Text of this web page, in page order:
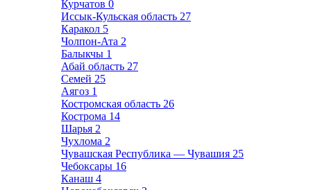
Курчатов 0
Иссык-Кульская область 27
Каракол 5
Чолпон-Ата 2
Балыкчы 1
Абай область 27
Семей 25
Аягоз 1
Костромская область 26
Кострома 14
Шарья 2
Чухлома 2
Чувашская Республика — Чувашия 25
Чебоксары 16
Канаш 4